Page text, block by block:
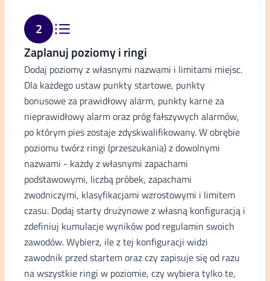
2
Zaplanuj poziomy i ringi
Dodaj poziomy z własnymi nazwami i limitami miejsc.
Dla każdego ustaw punkty startowe, punkty
bonusowe za prawidłowy alarm, punkty karne za
nieprawidłowy alarm oraz próg fałszywych alarmów,
po którym pies zostaje zdyskwalifikowany. W obrębie
poziomu twórz ringi (przeszukania) z dowolnymi
nazwami - każdy z własnymi zapachami
podstawowymi, liczbą próbek, zapachami
zwodniczymi, klasyfikacjami wzrostowymi i limitem
czasu. Dodaj starty drużynowe z własną konfiguracją i
zdefiniuj kumulacje wyników pod regulamin swoich
zawodów. Wybierz, ile z tej konfiguracji widzi
zawodnik przed startem oraz czy zapisuje się od razu
na wszystkie ringi w poziomie, czy wybiera tylko te,